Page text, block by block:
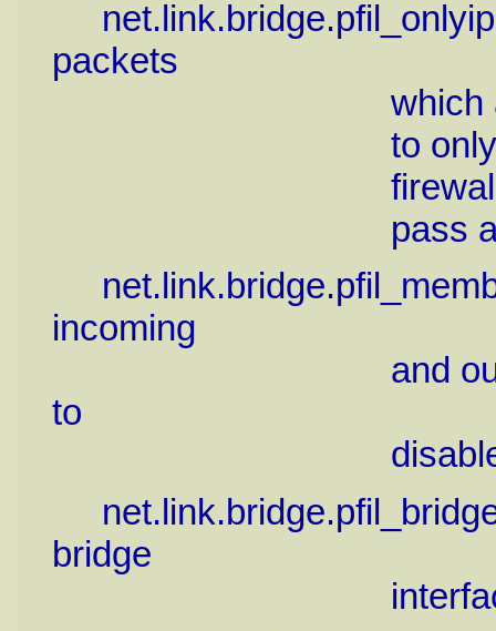
packets
which are not
to only allow IP
firewall rules),
pass all non-IP
incoming
and outgoing
to
disable
bridge
interface, set